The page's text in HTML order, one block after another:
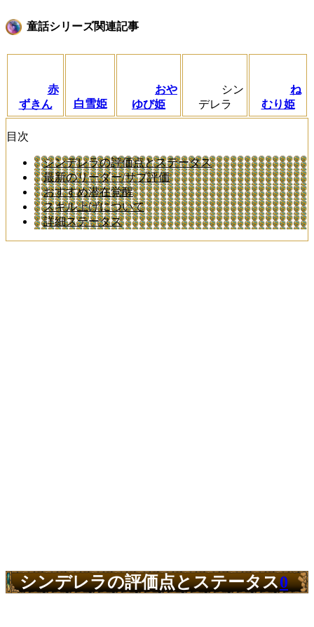
童話シリーズ関連記事
赤
ずきん
白雪姫
おや
ゆび姫
シン
デレラ
ね
むり姫
目次
シンデレラの評価点とステータス
最新のリーダー/サブ評価
おすすめ潜在覚醒
スキル上げについて
詳細ステータス
シンデレラの評価点とステータス0